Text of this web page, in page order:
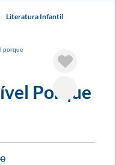
Literatura Infantil
Porque